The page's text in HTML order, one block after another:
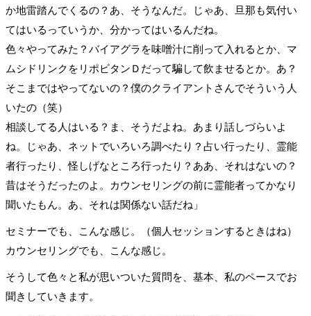
か地雷踏んでくるの？あ、そうなんだ。じゃあ、旦那も気付い
てはいるっていうか、分かってはいるんだね。
色々やってみた？バイアグラを味噌汁に削って入れるとか、マ
ムシドリンクをリポビタンＤだって騙して飲ませるとか。あ？
そこまではやってないの？僕のクライアントさんでそういう人
いたの（笑）
相談してる人はいる？ま、そうだよね。あまり話しづらいよ
ね。じゃあ、ネットでいろいろ調べたり？占い行ったり、霊能
者行ったり、怪しげなところ行ったり？ああ、それはないの？
昔はそうだったのよ。カウンセリングの前に霊能者ってかなり
聞いたもん。あ、それは関係ない話だね」
セミナーでも、こんな感じ。（個人セッションするときはね）
カウンセリングでも、こんな感じ。
そうして色々と私が思いついた質問を、基本、私のペースでお
聞きしていきます。